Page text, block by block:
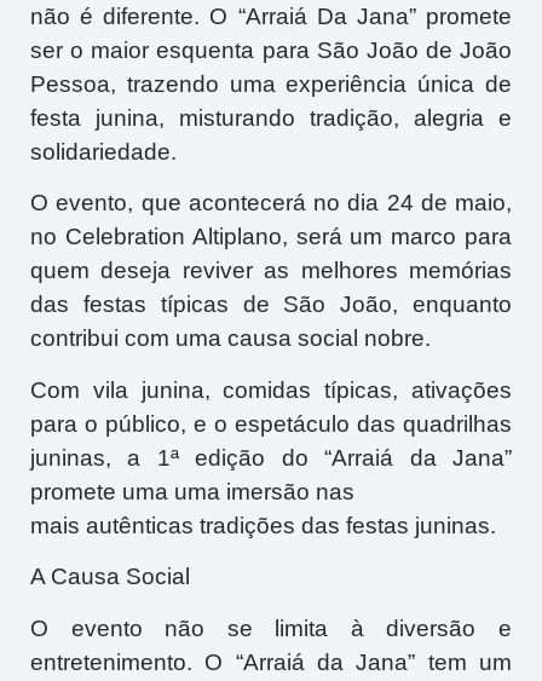
não é diferente. O “Arraiá Da Jana” promete
ser o maior esquenta para São João de João
Pessoa, trazendo uma experiência única de
festa junina, misturando tradição, alegria e
solidariedade.
O evento, que acontecerá no dia 24 de maio,
no Celebration Altiplano, será um marco para
quem deseja reviver as melhores memórias
das festas típicas de São João, enquanto
contribui com uma causa social nobre.
Com vila junina, comidas típicas, ativações
para o público, e o espetáculo das quadrilhas
juninas, a 1ª edição do “Arraiá da Jana”
promete uma uma imersão nas
mais autênticas tradições das festas juninas.
A Causa Social
O evento não se limita à diversão e
entretenimento. O “Arraiá da Jana” tem um